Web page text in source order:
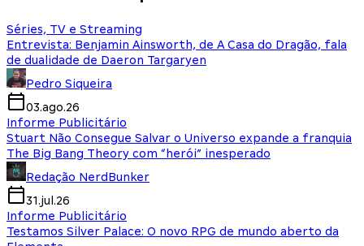
Séries, TV e Streaming
Entrevista: Benjamin Ainsworth, de A Casa do Dragão, fala
de dualidade de Daeron Targaryen
Pedro Siqueira
03.ago.26
Informe Publicitário
Stuart Não Consegue Salvar o Universo expande a franquia
The Big Bang Theory com “herói” inesperado
Redação NerdBunker
31.jul.26
Informe Publicitário
Testamos Silver Palace: O novo RPG de mundo aberto da